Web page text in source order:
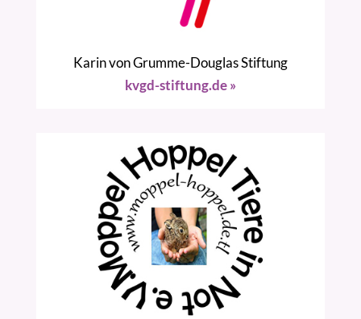
Karin von Grumme-Douglas Stiftung
kvgd-stiftung.de »